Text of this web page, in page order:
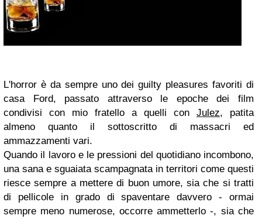
L'horror è da sempre uno dei guilty pleasures favoriti di
casa Ford, passato attraverso le epoche dei film
condivisi con mio fratello a quelli con Julez, patita
almeno quanto il sottoscritto di massacri ed
ammazzamenti vari.
Quando il lavoro e le pressioni del quotidiano incombono,
una sana e sguaiata scampagnata in territori come questi
riesce sempre a mettere di buon umore, sia che si tratti
di pellicole in grado di spaventare davvero - ormai
sempre meno numerose, occorre ammetterlo -, sia che